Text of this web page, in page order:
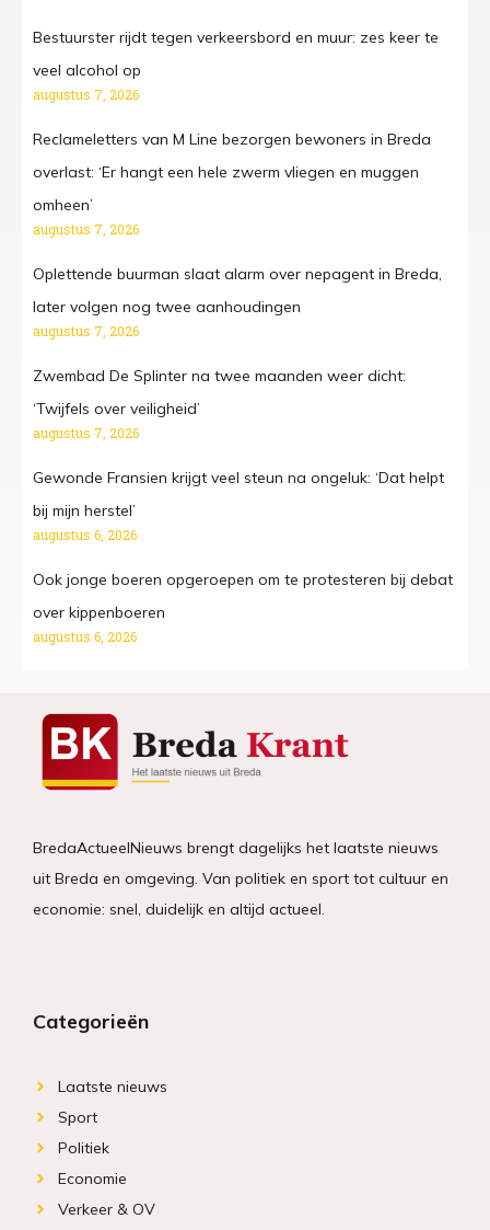
Bestuurster rijdt tegen verkeersbord en muur: zes keer te
veel alcohol op
augustus 7, 2026
Reclameletters van M Line bezorgen bewoners in Breda
overlast: ‘Er hangt een hele zwerm vliegen en muggen
omheen’
augustus 7, 2026
Oplettende buurman slaat alarm over nepagent in Breda,
later volgen nog twee aanhoudingen
augustus 7, 2026
Zwembad De Splinter na twee maanden weer dicht:
‘Twijfels over veiligheid’
augustus 7, 2026
Gewonde Fransien krijgt veel steun na ongeluk: ‘Dat helpt
bij mijn herstel’
augustus 6, 2026
Ook jonge boeren opgeroepen om te protesteren bij debat
over kippenboeren
augustus 6, 2026
BredaActueelNieuws brengt dagelijks het laatste nieuws
uit Breda en omgeving. Van politiek en sport tot cultuur en
economie: snel, duidelijk en altijd actueel.
Categorieën
Laatste nieuws
Sport
Politiek
Economie
Verkeer & OV